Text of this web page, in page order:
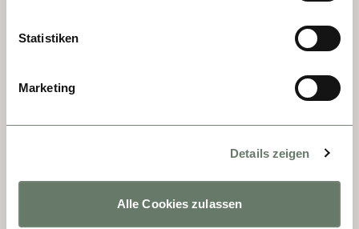
Statistiken
Marketing
Details zeigen
Alle Cookies zulassen
Miltenberg mit dem mittelalterlichen